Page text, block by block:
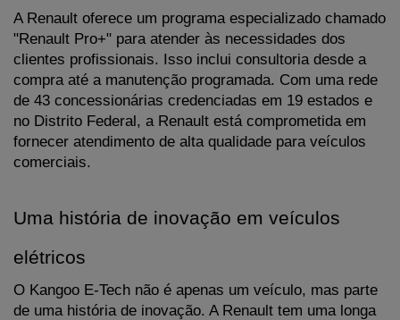
A Renault oferece um programa especializado chamado
"Renault Pro+" para atender às necessidades dos
clientes profissionais. Isso inclui consultoria desde a
compra até a manutenção programada. Com uma rede
de 43 concessionárias credenciadas em 19 estados e
no Distrito Federal, a Renault está comprometida em
fornecer atendimento de alta qualidade para veículos
comerciais.
Uma história de inovação em veículos
elétricos
O Kangoo E-Tech não é apenas um veículo, mas parte
de uma história de inovação. A Renault tem uma longa